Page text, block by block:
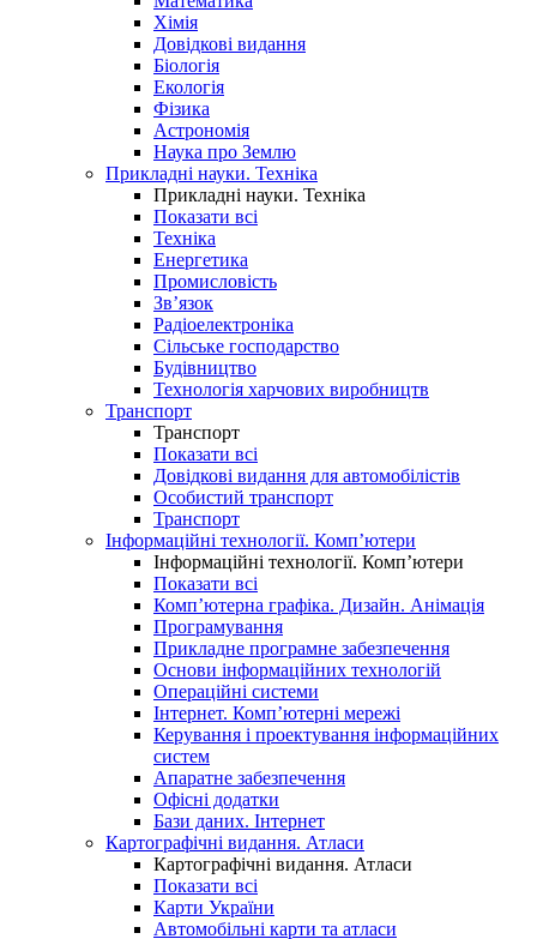
Хімія
Довідкові видання
Біологія
Екологія
Фізика
Астрономія
Наука про Землю
Прикладні науки. Техніка
Прикладні науки. Техніка
Показати всі
Техніка
Енергетика
Промисловість
Зв’язок
Радіоелектроніка
Сільське господарство
Будівництво
Технологія харчових виробництв
Транспорт
Транспорт
Показати всі
Довідкові видання для автомобілістів
Особистий транспорт
Транспорт
Інформаційні технології. Комп’ютери
Інформаційні технології. Комп’ютери
Показати всі
Комп’ютерна графіка. Дизайн. Анімація
Програмування
Прикладне програмне забезпечення
Основи інформаційних технологій
Операційні системи
Інтернет. Комп’ютерні мережі
Керування і проектування інформаційних
систем
Апаратне забезпечення
Офісні додатки
Бази даних. Інтернет
Картографічні видання. Атласи
Картографічні видання. Атласи
Показати всі
Карти України
Автомобільні карти та атласи